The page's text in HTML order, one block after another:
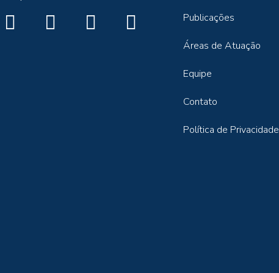
Publicações
Áreas de Atuação
Equipe
Contato
Política de Privacidade